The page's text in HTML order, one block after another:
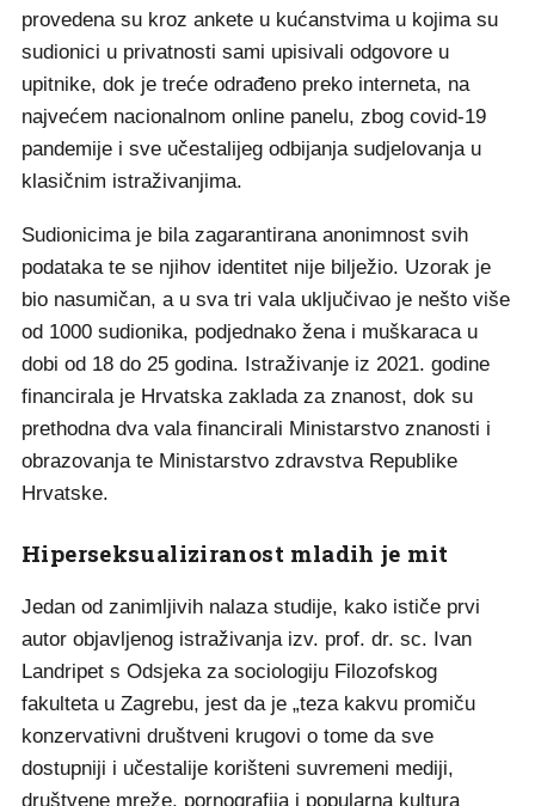
provedena su kroz ankete u kućanstvima u kojima su
sudionici u privatnosti sami upisivali odgovore u
upitnike, dok je treće odrađeno preko interneta, na
najvećem nacionalnom online panelu, zbog covid-19
pandemije i sve učestalijeg odbijanja sudjelovanja u
klasičnim istraživanjima.
Sudionicima je bila zagarantirana anonimnost svih
podataka te se njihov identitet nije bilježio. Uzorak je
bio nasumičan, a u sva tri vala uključivao je nešto više
od 1000 sudionika, podjednako žena i muškaraca u
dobi od 18 do 25 godina. Istraživanje iz 2021. godine
financirala je Hrvatska zaklada za znanost, dok su
prethodna dva vala financirali Ministarstvo znanosti i
obrazovanja te Ministarstvo zdravstva Republike
Hrvatske.
Hiperseksualiziranost mladih je mit
Jedan od zanimljivih nalaza studije, kako ističe prvi
autor objavljenog istraživanja izv. prof. dr. sc. Ivan
Landripet s Odsjeka za sociologiju Filozofskog
fakulteta u Zagrebu, jest da je „teza kakvu promiču
konzervativni društveni krugovi o tome da sve
dostupniji i učestalije korišteni suvremeni mediji,
društvene mreže, pornografija i popularna kultura